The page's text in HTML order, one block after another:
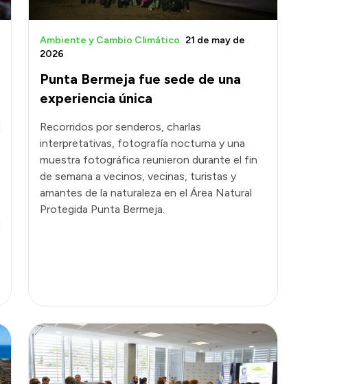
Punta Bermeja fue sede de una
experiencia única
Ambiente y Cambio Climático 21 de may de
2026
Recorridos por senderos, charlas
interpretativas, fotografía nocturna y una
muestra fotográfica reunieron durante el fin
de semana a vecinos, vecinas, turistas y
amantes de la naturaleza en el Área Natural
Protegida Punta Bermeja.